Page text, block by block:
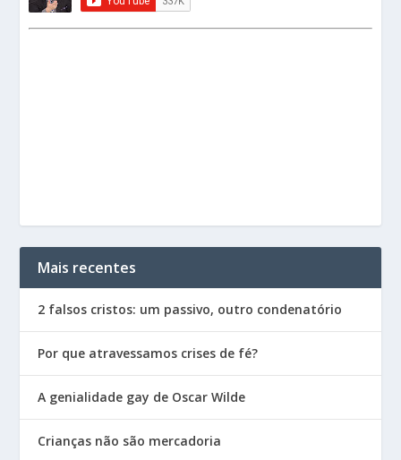
Mais recentes
2 falsos cristos: um passivo, outro condenatório
Por que atravessamos crises de fé?
A genialidade gay de Oscar Wilde
Crianças não são mercadoria